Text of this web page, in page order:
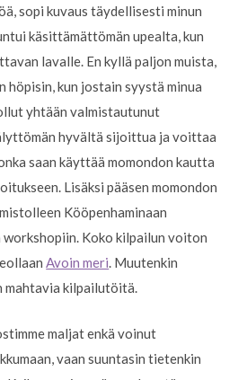
sopi kuvaus täydellisesti minun
käsittämättömän upealta, kun
lavalle. En kyllä paljon muista,
höpisin, kun jostain syystä minua
yhtään valmistautunut
hyvältä sijoittua ja voittaa
saan käyttää momondon kautta
Lisäksi pääsen momondon
Kööpenhaminaan
Koko kilpailun voiton
Avoin meri. Muutenkin
mahtavia kilpailutöitä.
maljat enkä voinut
vaan suuntasin tietenkin